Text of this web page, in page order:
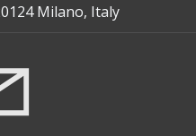
Milano, Italy